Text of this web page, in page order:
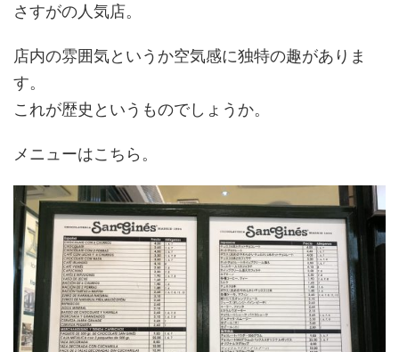
さすがの人気店。
店内の雰囲気というか空気感に独特の趣がありま
す。
これが歴史というものでしょうか。
メニューはこちら。